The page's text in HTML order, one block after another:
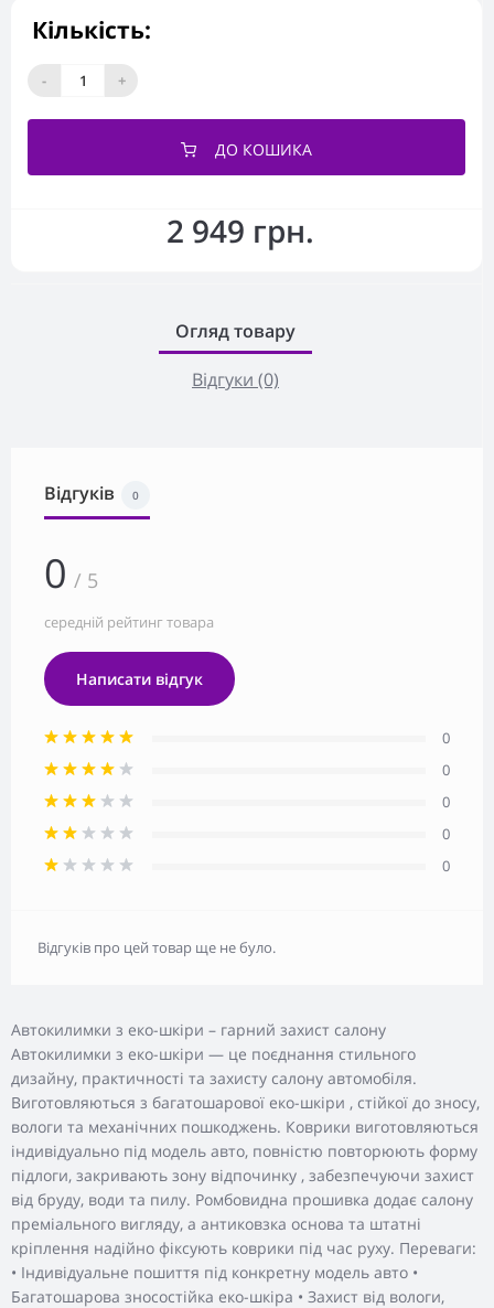
2 949 грн.
Кількість:
- +
ДО КОШИКА
Огляд товару
Відгуки (0)
Автокилимки з еко-шкіри – гарний захист салону
Автокилимки з еко-шкіри — це поєднання стильного
дизайну, практичності та захисту салону автомобіля.
Виготовляються з багатошарової еко-шкіри , стійкої до зносу,
вологи та механічних пошкоджень. Коврики виготовляються
індивідуально під модель авто, повністю повторюють форму
підлоги, закривають зону відпочинку , забезпечуючи захист
від бруду, води та пилу. Ромбовидна прошивка додає салону
преміального вигляду, а антиковзка основа та штатні
кріплення надійно фіксують коврики під час руху. Переваги:
• Індивідуальне пошиття під конкретну модель авто •
Багатошарова зносостійка еко-шкіра • Захист від вологи,
Відгуків 0
0 / 5
середній рейтинг товара
Написати відгук
0
0
0
0
0
Відгуків про цей товар ще не було.